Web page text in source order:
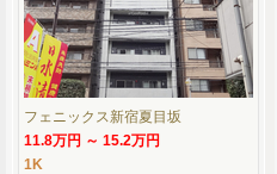
フェニックス新宿夏目坂
11.8万円 ～ 15.2万円
1K